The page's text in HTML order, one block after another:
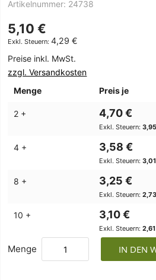
Artikelnummer 24738
5,10 €
4,29 €
Preise inkl. MwSt.
zzgl. Versandkosten
Menge
Preis je
2 + 4,70 €
4 + 3,58 €
8 + 3,25 €
10 + 3,10 €
Menge IN DEN